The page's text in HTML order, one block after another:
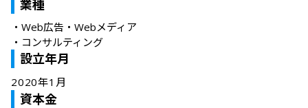
業種
・ Web広告・Webメディア
・ コンサルティング
設立年月
2020年1月
資本金